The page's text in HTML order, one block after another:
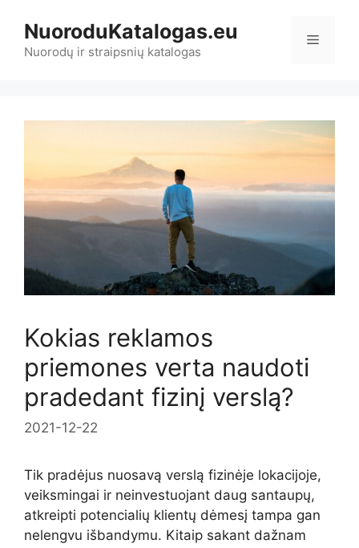
turinio
NuoroduKatalogas.eu
Nuorodų ir straipsnių katalogas
Meniu
Kokias reklamos
priemones verta naudoti
pradedant fizinį verslą?
2021-12-22
Tik pradėjus nuosavą verslą fizinėje lokacijoje,
veiksmingai ir neinvestuojant daug santaupų,
atkreipti potencialių klientų dėmesį tampa gan
nelengvu išbandymu. Kitaip sakant dažnam